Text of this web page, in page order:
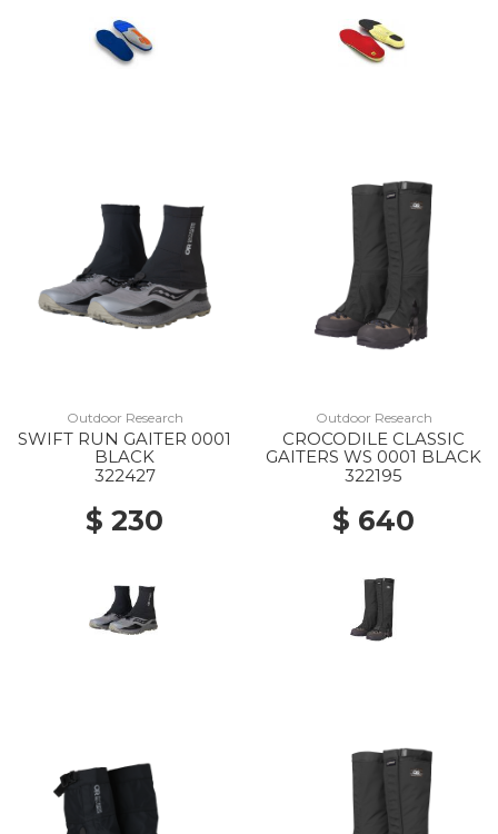
Outdoor Research
SWIFT RUN GAITER 0001
BLACK
322427
$ 230
Outdoor Research
CROCODILE CLASSIC
GAITERS WS 0001 BLACK
322195
$ 640